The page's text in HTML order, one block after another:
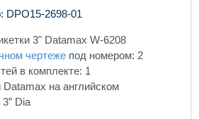
DPO15-2698-01
3" Datamax W-6208
чертеже под номером: 2
в комплекте: 1
Datamax на английском
Dia